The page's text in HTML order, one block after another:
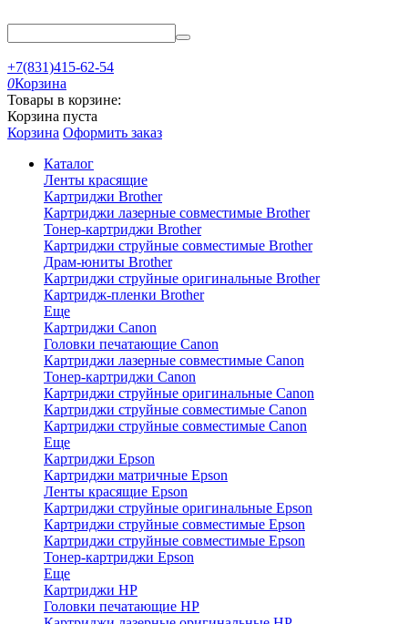
+7(831)415-62-54
0Корзина
Товары в корзине:
Корзина пуста
Корзина Оформить заказ
Каталог
Ленты красящие
Картриджи Brother
Картриджи лазерные совместимые Brother
Тонер-картриджи Brother
Картриджи струйные совместимые Brother
Драм-юниты Brother
Картриджи струйные оригинальные Brother
Картридж-пленки Brother
Еще
Картриджи Canon
Головки печатающие Canon
Картриджи лазерные совместимые Canon
Тонер-картриджи Canon
Картриджи струйные оригинальные Canon
Картриджи струйные совместимые Canon
Картриджи струйные совместимые Canon
Еще
Картриджи Epson
Картриджи матричные Epson
Ленты красящие Epson
Картриджи струйные оригинальные Epson
Картриджи струйные совместимые Epson
Картриджи струйные совместимые Epson
Тонер-картриджи Epson
Еще
Картриджи HP
Головки печатающие HP